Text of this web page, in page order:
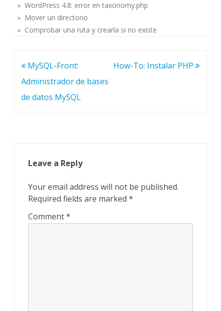
» WordPress 4.8: error en taxonomy.php
» Mover un directorio
» Comprobar una ruta y crearla si no existe
Post
navigation
MySQL-Front:
Administrador de bases
de datos MySQL
How-To: Instalar PHP
Leave a Reply
Your email address will not be published.
Required fields are marked *
Comment*